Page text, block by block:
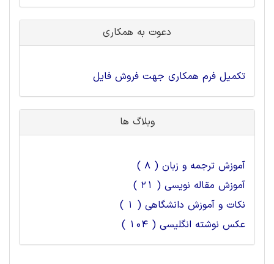
دعوت به همکاری
تکمیل فرم همکاری جهت فروش فایل
وبلاگ ها
آموزش ترجمه و زبان ( 8 )
آموزش مقاله نویسی ( 21 )
نکات و آموزش دانشگاهی ( 1 )
عکس نوشته انگلیسی ( 104 )